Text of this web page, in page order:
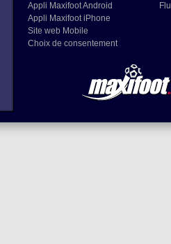
Appli Maxifoot Android
Appli Maxifoot iPhone
Site web Mobile
Choix de consentement